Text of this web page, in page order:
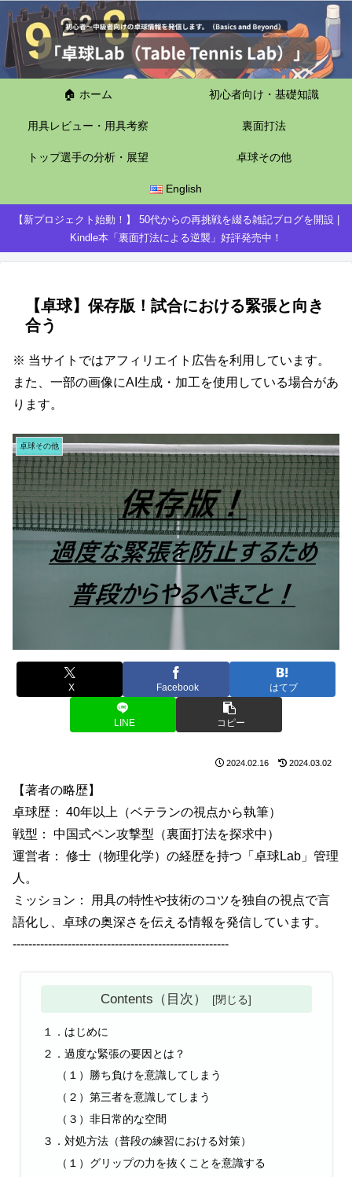
🏠 ホーム 初心者向け・基礎知識
用具レビュー・用具考察 裏面打法
トップ選手の分析・展望 卓球その他
English
【新プロジェクト始動！】 50代からの再挑戦を綴る雑記ブログを開設 |
Kindle本「裏面打法による逆襲」好評発売中！
【卓球】保存版！試合における緊張と向き
合う
※ 当サイトではアフィリエイト広告を利用しています。
また、一部の画像にAI生成・加工を使用している場合があ
ります。
卓球その他
X Facebook はてブ
LINE コピー
2024.02.16 2024.03.02
【著者の略歴】
卓球歴： 40年以上（ベテランの視点から執筆）
戦型： 中国式ペン攻撃型（裏面打法を探求中）
運営者： 修士（物理化学）の経歴を持つ「卓球Lab」管理
人。
ミッション： 用具の特性や技術のコツを独自の視点で言
語化し、卓球の奥深さを伝える情報を発信しています。
-------------------------------------------------------
Contents（目次）
１．はじめに
２．過度な緊張の要因とは？
（１）勝ち負けを意識してしまう
（２）第三者を意識してしまう
（３）非日常的な空間
３．対処方法（普段の練習における対策）
（１）グリップの力を抜くことを意識する